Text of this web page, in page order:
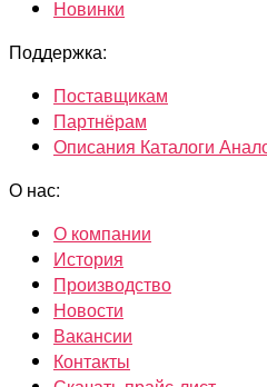
Новинки
Поддержка:
Поставщикам
Партнёрам
Описания Каталоги
О нас:
О компании
История
Производство
Новости
Вакансии
Контакты